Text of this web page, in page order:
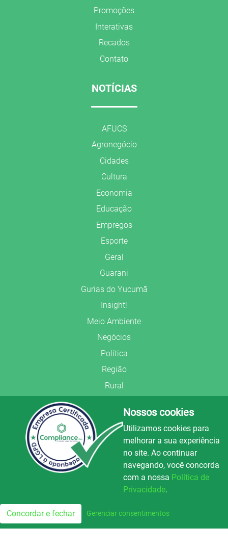
Promoções
Interativas
Recados
Contato
NOTÍCIAS
AFUCS
Agronegócio
Cidades
Cultura
Economia
Educação
Empregos
Esporte
Geral
Guarani
Gurias do Yucumã
Insight!
Meio Ambiente
Negócios
Política
Região
Rural
Segurança Pública
União Frederiquense
© Copyright 2022.LA+.
Todos os direitos reservados.
100.3
FM
Nossos cookies
Utilizamos cookies para
melhorar a sua experiência
no site. Ao continuar
navegando, você concorda
com a nossa Política de
Privacidade.
Concordar e fechar Gerenciar consentimentos